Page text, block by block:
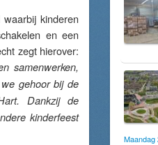
kinderen
en een
zegt hierover:
samenwerken,
gehoor bij de
Dankzij de
kinderfeest
Maandag